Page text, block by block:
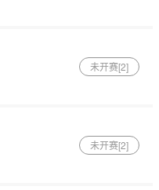
未开赛[2]
未开赛[2]